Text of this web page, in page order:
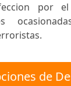
por
de